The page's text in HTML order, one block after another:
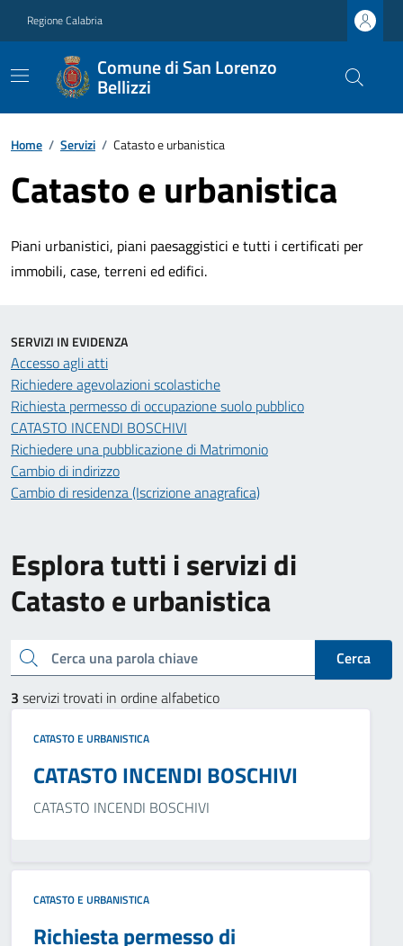
Regione Calabria
Comune di San Lorenzo
Bellizzi
Home / Servizi / Catasto e urbanistica
Catasto e urbanistica
Piani urbanistici, piani paesaggistici e tutti i certificati per
immobili, case, terreni ed edifici.
Esplora tutti i servizi di
Catasto e urbanistica
Cerca una parola chiave
Cerca
3 servizi trovati in ordine alfabetico
CATASTO E URBANISTICA
CATASTO INCENDI BOSCHIVI
CATASTO INCENDI BOSCHIVI
CATASTO E URBANISTICA
Richiesta permesso di
SERVIZI IN EVIDENZA
Accesso agli atti
Richiedere agevolazioni scolastiche
Richiesta permesso di occupazione suolo pubblico
CATASTO INCENDI BOSCHIVI
Richiedere una pubblicazione di Matrimonio
Cambio di indirizzo
Cambio di residenza (Iscrizione anagrafica)